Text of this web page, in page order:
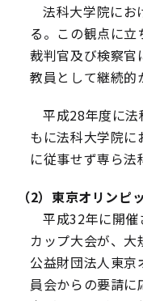
法科大学院にお
る。この観点に
裁判官及び検察官
教員として継続的
平成28年度に
もに法科大学院
に従事せず専ら
（2）東京オリン
平成32年に開
カップ大会が、
公益財団法人東
員会からの要請